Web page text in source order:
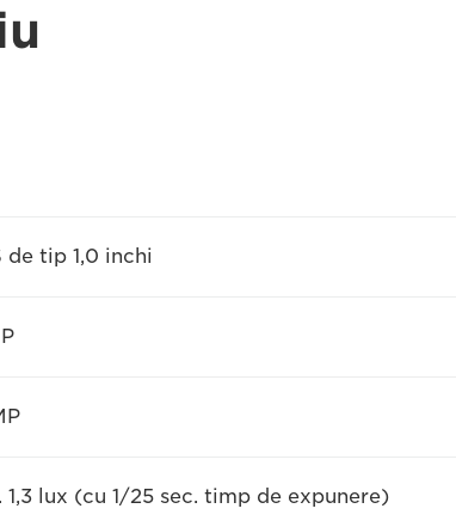
de tip 1,0 inchi
1,3 lux (cu 1/25 sec. timp de expunere)